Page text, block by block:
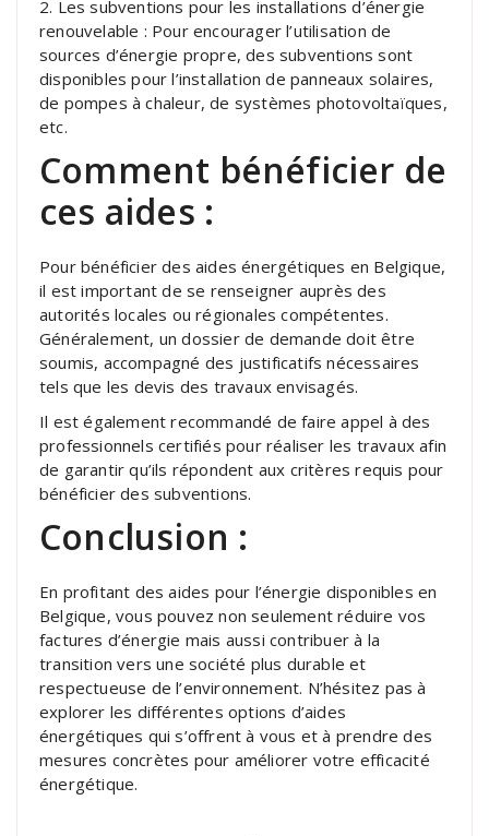
2. Les subventions pour les installations d’énergie
renouvelable : Pour encourager l’utilisation de
sources d’énergie propre, des subventions sont
disponibles pour l’installation de panneaux solaires,
de pompes à chaleur, de systèmes photovoltaïques,
etc.
Comment bénéficier de
ces aides :
Pour bénéficier des aides énergétiques en Belgique,
il est important de se renseigner auprès des
autorités locales ou régionales compétentes.
Généralement, un dossier de demande doit être
soumis, accompagné des justificatifs nécessaires
tels que les devis des travaux envisagés.
Il est également recommandé de faire appel à des
professionnels certifiés pour réaliser les travaux afin
de garantir qu’ils répondent aux critères requis pour
bénéficier des subventions.
Conclusion :
En profitant des aides pour l’énergie disponibles en
Belgique, vous pouvez non seulement réduire vos
factures d’énergie mais aussi contribuer à la
transition vers une société plus durable et
respectueuse de l’environnement. N’hésitez pas à
explorer les différentes options d’aides
énergétiques qui s’offrent à vous et à prendre des
mesures concrètes pour améliorer votre efficacité
énergétique.